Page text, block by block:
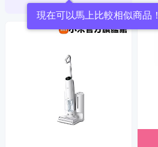
現在可以馬上比較相似商品！